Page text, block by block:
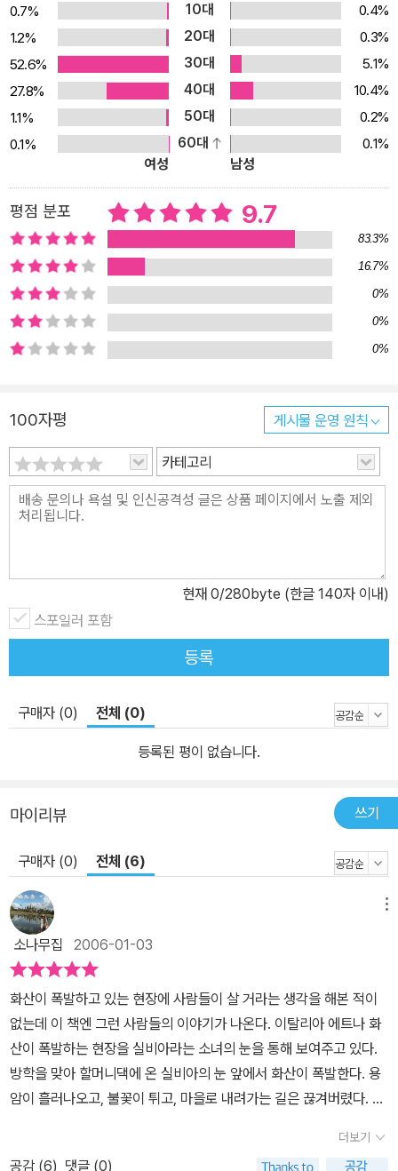
0.7% 10대
0.4%
1.2%
20대
0.3%
52.6%
30대
5.1%
27.8%
40대
10.4%
1.1%
50대
0.2%
0.1%
60대
0.1%
여성
남성
평점 분포 9.7
83.3%
16.7%
0%
0%
0%
100자평 게시물 운영 원칙
카테고리
현재 0/280byte (한글 140자 이내)
스포일러 포함
등록
구매자 (0) 전체 (0)
등록된 평이 없습니다.
마이리뷰 쓰기
구매자 (0) 전체 (6)
소나무집 2006-01-03
화산이 폭발하고 있는 현장에 사람들이 살 거라는 생각을 해본 적이
없는데 이 책엔 그런 사람들의 이야기가 나온다. 이탈리아 에트나 화
산이 폭발하는 현장을 실비아라는 소녀의 눈을 통해 보여주고 있다.
방학을 맞아 할머니댁에 온 실비아의 눈 앞에서 화산이 폭발한다. 용
암이 흘러나오고, 불꽃이 튀고, 마을로 내려가는 길은 끊겨버렸다. 실
은 황금빛으로 부글부글 끓어오르며 오렌지빛 호수처럼 흘러내린다.
더보기
공감 (6) 댓글 (0)